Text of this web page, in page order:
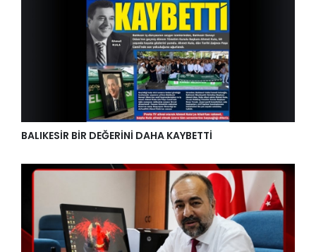
BALIKESİR BİR DEĞERİNİ DAHA KAYBETTİ